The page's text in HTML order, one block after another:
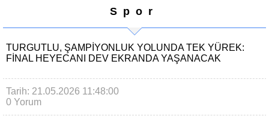
Spor
TURGUTLU, ŞAMPIYONLUK YOLUNDA TEK YÜREK:
FINAL HEYECANI DEV EKRANDA YAŞANACAK
Tarih: 21.05.2026 11:48:00
0 Yorum